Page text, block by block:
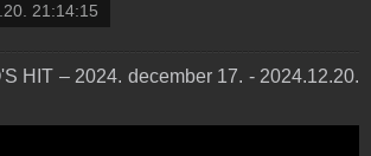
21:14:15
HIT – 2024. december 17. - 2024.12.20.